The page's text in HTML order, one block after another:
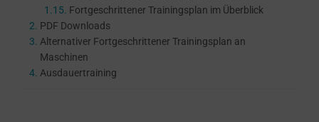
Fortgeschrittener Trainingsplan im Überblick
PDF Downloads
Alternativer Fortgeschrittener Trainingsplan an
Maschinen
Ausdauertraining